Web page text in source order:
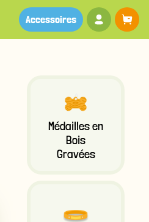
Votre
Accessoires
Médailles en
Bois
Gravées